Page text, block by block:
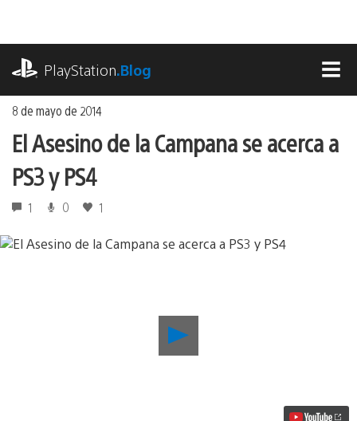
contenido
PlayStation.Blog
8 de mayo de 2014
El Asesino de la Campana se acerca a
PS3 y PS4
1 0 1
Asesino